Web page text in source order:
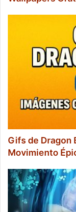
Gifs de Dragon
Movimiento